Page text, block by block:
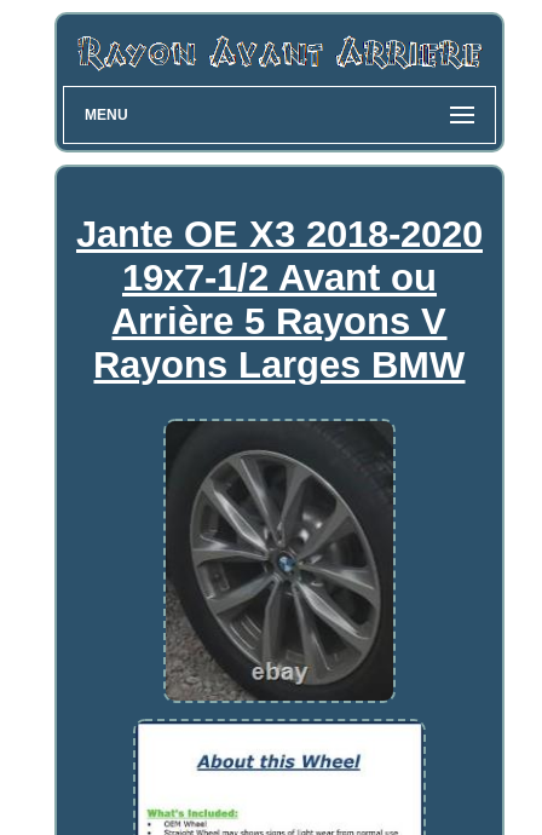
MENU
Jante OE X3 2018-2020
19x7-1/2 Avant ou
Arrière 5 Rayons V
Rayons Larges BMW